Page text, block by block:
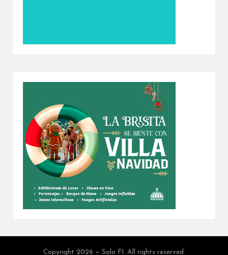
Copyright 2026 — Solo F1. All rights reserved.